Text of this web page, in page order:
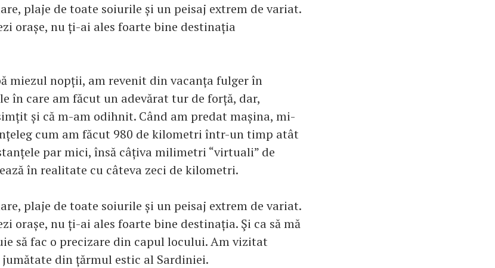
plaje de toate soiurile și un peisaj extrem de variat.
orașe, nu ți-ai ales foarte bine destinația
miezul nopții, am revenit din vacanța fulger în
în care am făcut un adevărat tur de forță, dar,
și că m-am odihnit. Când am predat mașina, mi-
cum am făcut 980 de kilometri într-un timp atât
par mici, însă câțiva milimetri “virtuali” de
în realitate cu câteva zeci de kilometri.
plaje de toate soiurile și un peisaj extrem de variat.
orașe, nu ți-ai ales foarte bine destinația. Şi ca să mă
să fac o precizare din capul locului. Am vizitat
din țărmul estic al Sardiniei.